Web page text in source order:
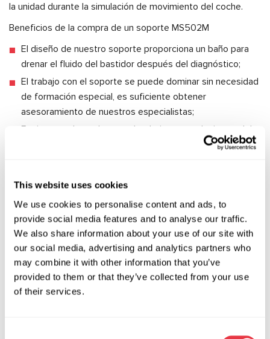
This website uses cookies
We use cookies to personalise content and ads, to
provide social media features and to analyse our traffic.
We also share information about your use of our site with
our social media, advertising and analytics partners who
may combine it with other information that you’ve
provided to them or that they’ve collected from your use
of their services.
la unidad durante la simulación de movimiento del coche.
Beneficios de la compra de un soporte MS502M
El diseño de nuestro soporte proporciona un baño para
drenar el fluido del bastidor después del diagnóstico;
El trabajo con el soporte se puede dominar sin necesidad
de formación especial, es suficiente obtener
asesoramiento de nuestros especialistas;
Equipo es adecuado para el trabajo con cualquier modelo
nuestros especialistas. Ofrecemos garantía en todos los
equipos que vendemos. Nuestros especialistas de soporte
técnico no sólo aconsejan sobre el mantenimiento del
MS502M. Podemos decirle qué fallos tienen los bastidores
de dirección y ayudarle a identificarlos y solucionarlos.
¡Regalos para clientes!
Comprando un soporte para diagnóstico de cremalleras de